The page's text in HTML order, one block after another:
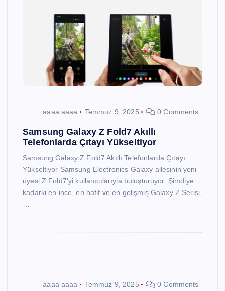
aaaa aaaa Temmuz 9, 2025 0 Comments
Samsung Galaxy Z Fold7 Akıllı
Telefonlarda Çıtayı Yükseltiyor
Samsung Galaxy Z Fold7 Akıllı Telefonlarda Çıtayı
Yükseltiyor Samsung Electronics Galaxy ailesinin yeni
üyesi Z Fold7’yi kullanıcılarıyla buluşturuyor. Şimdiye
kadarki en ince, en hafif ve en gelişmiş Galaxy Z Serisi,
aaaa aaaa Temmuz 9, 2025 0 Comments